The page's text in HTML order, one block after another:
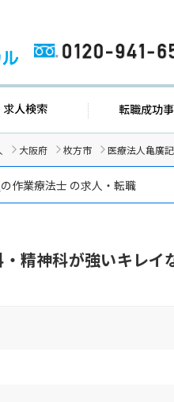
求人検索
大阪府 枚方市 医療法人亀廣
の作業療法士 の求人・転職
精神科が強いキレイ